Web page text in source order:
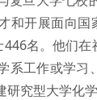
和开展面向
名。他们
系工作或学习
究型大学化